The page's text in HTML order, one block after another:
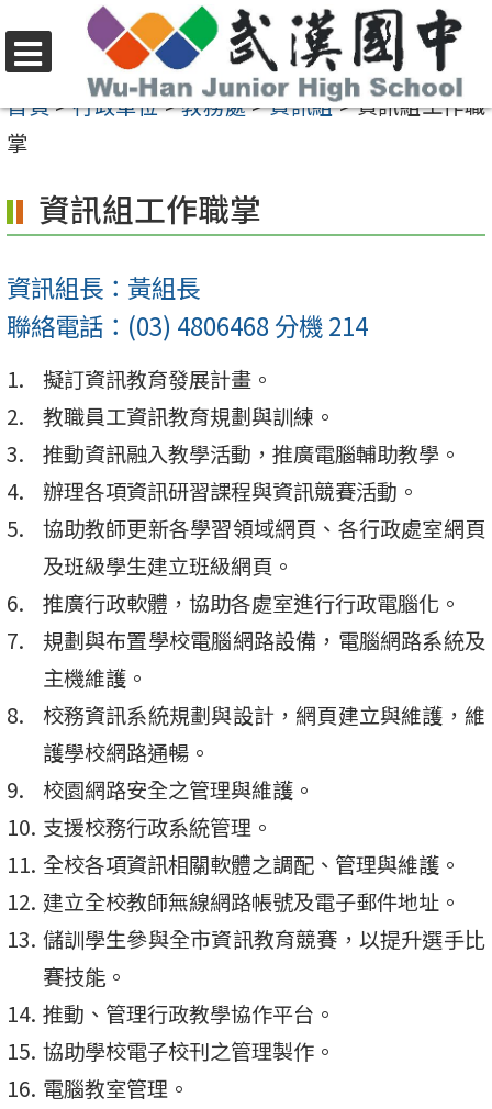
至
要
容
區
選
單
首頁>行政單位>教務處>資訊組>資訊組工作職
掌
資訊組工作職掌
資訊組長：黃組長
聯絡電話：(03) 4806468 分機 214
擬訂資訊教育發展計畫。
教職員工資訊教育規劃與訓練。
推動資訊融入教學活動，推廣電腦輔助教學。
辦理各項資訊研習課程與資訊競賽活動。
協助教師更新各學習領域網頁、各行政處室網頁
及班級學生建立班級網頁。
推廣行政軟體，協助各處室進行行政電腦化。
規劃與布置學校電腦網路設備，電腦網路系統及
主機維護。
校務資訊系統規劃與設計，網頁建立與維護，維
護學校網路通暢。
校園網路安全之管理與維護。
支援校務行政系統管理。
全校各項資訊相關軟體之調配、管理與維護。
建立全校教師無線網路帳號及電子郵件地址。
儲訓學生參與全市資訊教育競賽，以提升選手比
賽技能。
推動、管理行政教學協作平台。
協助學校電子校刊之管理製作。
電腦教室管理。